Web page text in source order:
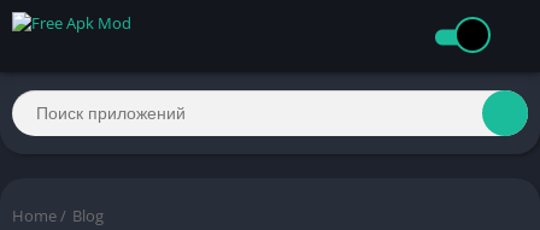
Home / Blog